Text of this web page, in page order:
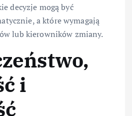
decyzje mogą być
a które wymagają
lub kierowników zmiany.
i